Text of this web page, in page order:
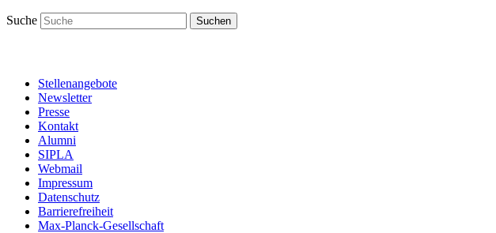
Suche
Stellenangebote
Newsletter
Presse
Kontakt
Alumni
SIPLA
Webmail
Impressum
Datenschutz
Barrierefreiheit
Max-Planck-Gesellschaft